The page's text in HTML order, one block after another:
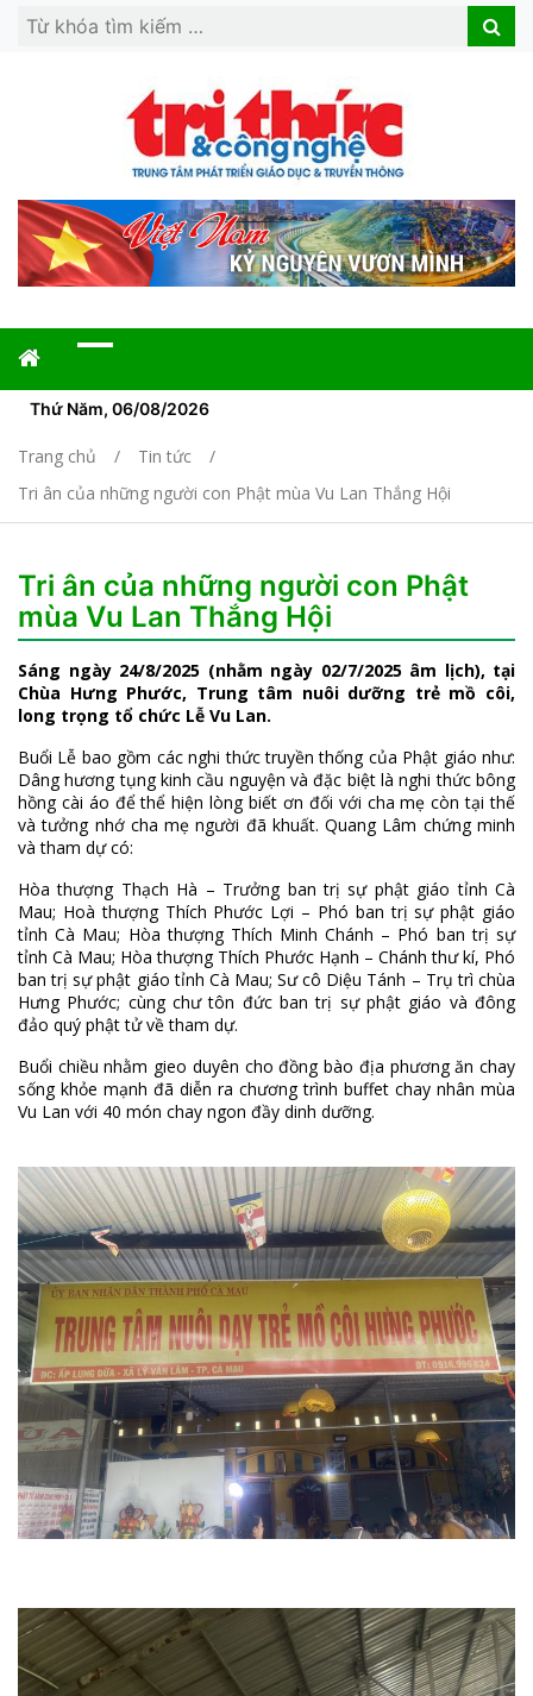
Search
Search
Thứ Năm, 06/08/2026
Trang chủ
Tin tức
Tri ân của những người con Phật mùa Vu Lan Thắng Hội
Tri ân của những người con Phật
mùa Vu Lan Thắng Hội
Sáng ngày 24/8/2025 (nhằm ngày 02/7/2025 âm lịch), tại
Chùa Hưng Phước, Trung tâm nuôi dưỡng trẻ mồ côi,
long trọng tổ chức Lễ Vu Lan.
Buổi Lễ bao gồm các nghi thức truyền thống của Phật giáo như:
Dâng hương tụng kinh cầu nguyện và đặc biệt là nghi thức bông
hồng cài áo để thể hiện lòng biết ơn đối với cha mẹ còn tại thế
và tưởng nhớ cha mẹ người đã khuất. Quang Lâm chứng minh
và tham dự có:
Hòa thượng Thạch Hà – Trưởng ban trị sự phật giáo tỉnh Cà
Mau; Hoà thượng Thích Phước Lợi – Phó ban trị sự phật giáo
tỉnh Cà Mau; Hòa thượng Thích Minh Chánh – Phó ban trị sự
tỉnh Cà Mau; Hòa thượng Thích Phước Hạnh – Chánh thư kí, Phó
ban trị sự phật giáo tỉnh Cà Mau; Sư cô Diệu Tánh – Trụ trì chùa
Hưng Phước; cùng chư tôn đức ban trị sự phật giáo và đông
đảo quý phật tử về tham dự.
Buổi chiều nhằm gieo duyên cho đồng bào địa phương ăn chay
sống khỏe mạnh đã diễn ra chương trình buffet chay nhân mùa
Vu Lan với 40 món chay ngon đầy dinh dưỡng.